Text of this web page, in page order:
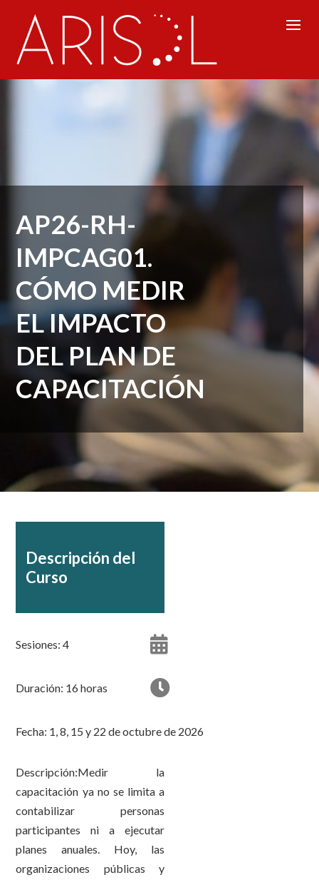
AP26-RH-
IMPCAG01.
CÓMO MEDIR
EL IMPACTO
DEL PLAN DE
CAPACITACIÓN
Descripción del
Curso
Sesiones: 4
Duración: 16 horas
Fecha: 1, 8, 15 y 22 de octubre de 2026
Descripción:Medir la
capacitación ya no se limita a
contabilizar personas
participantes ni a ejecutar
planes anuales. Hoy, las
organizaciones públicas y